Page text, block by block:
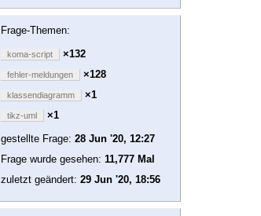
Frage-Themen:
koma-script ×132
fehler-meldungen ×128
klassendiagramm ×1
tikz-uml
×1
gestellte Frage: 28 Jun '20, 12:27
Frage wurde gesehen: 11,777 Mal
zuletzt geändert: 29 Jun '20, 18:56